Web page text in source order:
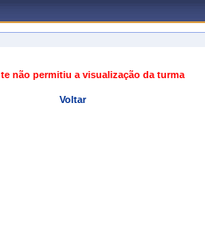
não permitiu a visualização da turma
Voltar